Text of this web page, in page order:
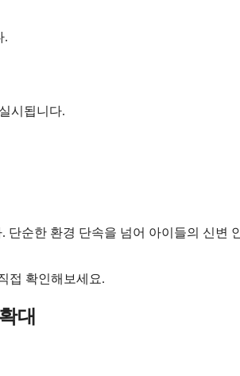
.
시됩니다.
단순한 환경 단속을 넘어 아이들의 신변
접 확인해보세요.
대